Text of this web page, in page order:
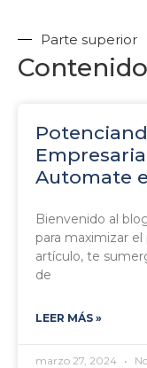
Parte superior
Automate
Bienvenido al
para maximizar
artículo, te
de
LEER MÁS »
marzo 27, 2024